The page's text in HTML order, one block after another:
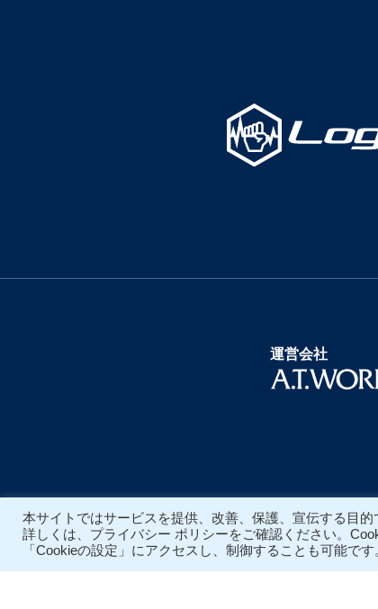
運営会社
本サイトではサービスを提供、改善、保護、宣伝する目的
詳しくは、プライバシー ポリシーをご確認ください。
「Cookieの設定」にアクセスし、制御することも可能です